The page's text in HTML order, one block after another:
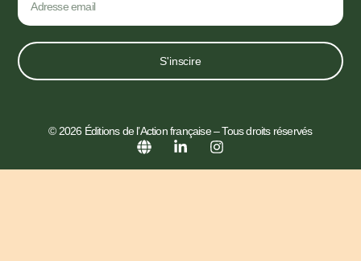
S'inscire
© 2026 Éditions de l’Action française – Tous droits réservés